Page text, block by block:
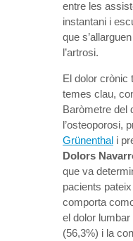
entre les
instantani i
que
l’artrosi.
El dolor crònic
temes clau,
Baròmetre del
l’osteoporosi,
Grünenthal i
Dolors
que va
pacients pateix
comporta
el dolor
(56,3%) i la